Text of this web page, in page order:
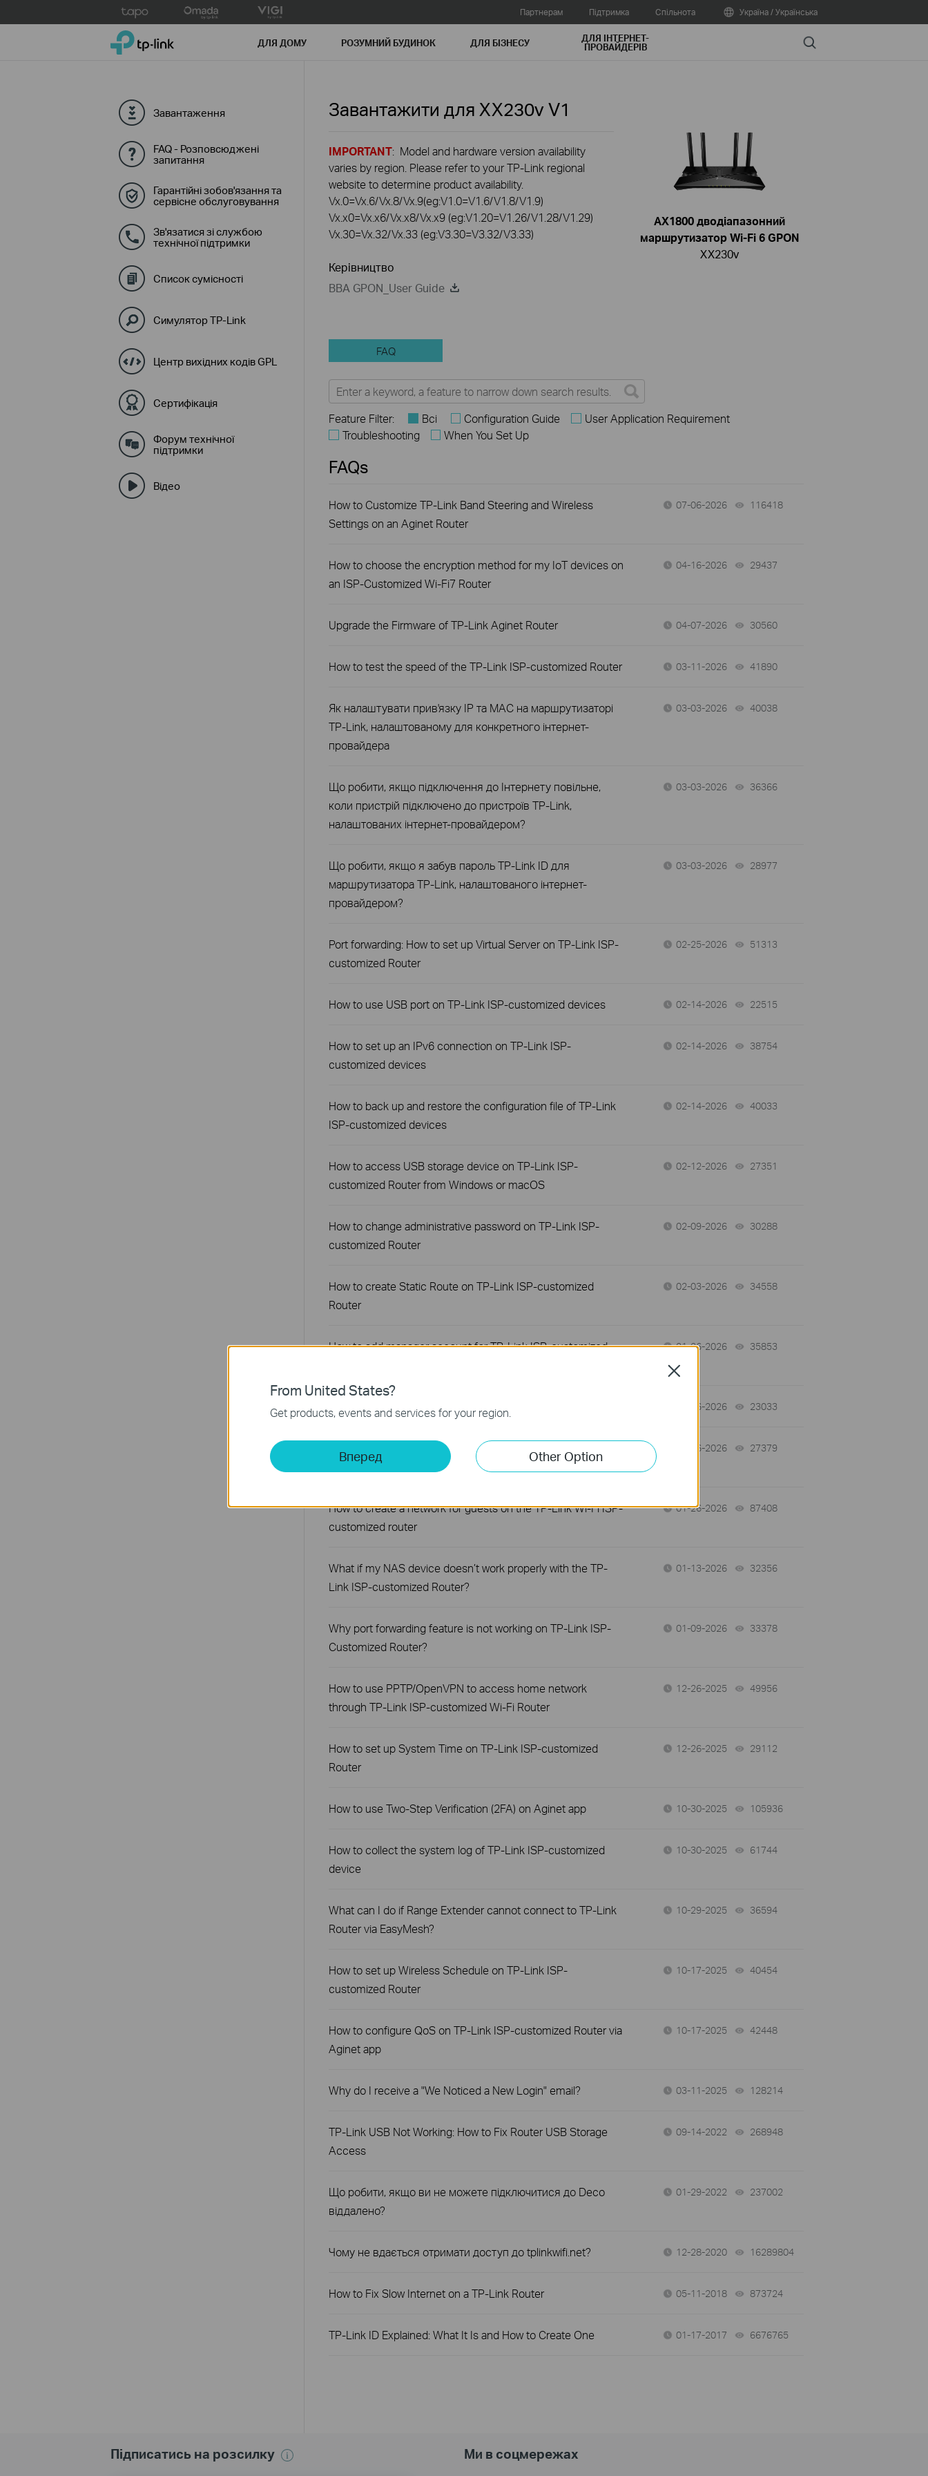
to
Партнерам Підтримка Спільнота Україна / Українська
TP-Link, Reliably Smart ДЛЯ ДОМУ РОЗУМНИЙ БУДИНОК ДЛЯ БIЗНЕСУ ДЛЯ ІНТЕРНЕТ-
ПРОВАЙДЕРІВ Search
Завантаження
FAQ - Розповсюджені
запитання
Гарантійні зобов'язання та
сервісне обслуговування
Зв'язатися зі службою
технічної підтримки
Список сумісності
Симулятор TP-Link
Центр вихідних кодів GPL
Сертифікація
Форум технічної
підтримки
Відео
Завантажити для XX230vV1
IMPORTANT: Model and hardware version availability
varies by region. Please refer to your TP-Link regional
website to determine product availability.
Vx.0=Vx.6/Vx.8/Vx.9(eg:V1.0=V1.6/V1.8/V1.9)
Vx.x0=Vx.x6/Vx.x8/Vx.x9 (eg:V1.20=V1.26/V1.28/V1.29)
Vx.30=Vx.32/Vx.33 (eg:V3.30=V3.32/V3.33)
Керівництво
BBA GPON_User Guide
AX1800 дводіапазонний
маршрутизатор Wi-Fi 6 GPON
XX230v
FAQ
Feature Filter: Всі Configuration Guide
User Application Requirement
Troubleshooting
When You Set Up
FAQs
How to Customize TP-Link Band Steering and Wireless
Settings on an Aginet Router
07-06-2026 116418
How to choose the encryption method for my IoT devices on
an ISP-Customized Wi-Fi7 Router
04-16-2026 29437
Upgrade the Firmware of TP-Link Aginet Router 04-07-2026 30560
How to test the speed of the TP-Link ISP-customized Router 03-11-2026 41890
Як налаштувати прив'язку IP та MAC на маршрутизаторі
TP-Link, налаштованому для конкретного інтернет-
провайдера
03-03-2026 40038
Що робити, якщо підключення до Інтернету повільне,
коли пристрій підключено до пристроїв TP-Link,
налаштованих інтернет-провайдером?
03-03-2026 36366
Що робити, якщо я забув пароль TP-Link ID для
маршрутизатора TP-Link, налаштованого інтернет-
провайдером?
03-03-2026 28977
Port forwarding: How to set up Virtual Server on TP-Link ISP-
customized Router
02-25-2026 51313
How to use USB port on TP-Link ISP-customized devices 02-14-2026 22515
How to set up an IPv6 connection on TP-Link ISP-
customized devices
02-14-2026 38754
How to back up and restore the configuration file of TP-Link
ISP-customized devices
02-14-2026 40033
How to access USB storage device on TP-Link ISP-
customized Router from Windows or macOS
02-12-2026 27351
How to change administrative password on TP-Link ISP-
customized Router
02-09-2026 30288
How to create Static Route on TP-Link ISP-customized
Router
02-03-2026 34558
How to add manager account for TP-Link ISP-customized
01-26-2026 35853
How to change notification settings in Aginet app 01-26-2026 23033
How to set up LED control for TP-Link ISP-customized
Router
01-26-2026 27379
How to create a network for guests on the TP-Link Wi-Fi ISP-
customized router
01-26-2026 87408
What if my NAS device doesn’t work properly with the TP-
Link ISP-customized Router?
01-13-2026 32356
Why port forwarding feature is not working on TP-Link ISP-
Customized Router?
01-09-2026 33378
How to use PPTP/OpenVPN to access home network
through TP-Link ISP-customized Wi-Fi Router
12-26-2025 49956
How to set up System Time on TP-Link ISP-customized
Router
12-26-2025 29112
How to use Two-Step Verification (2FA) on Aginet app 10-30-2025 105936
How to collect the system log of TP-Link ISP-customized
device
10-30-2025 61744
What can I do if Range Extender cannot connect to TP-Link
Router via EasyMesh?
10-29-2025 36594
How to set up Wireless Schedule on TP-Link ISP-
customized Router
10-17-2025 40454
How to configure QoS on TP-Link ISP-customized Router via
Aginet app
10-17-2025 42448
Why do I receive a "We Noticed a New Login" email? 03-11-2025 128214
TP-Link USB Not Working: How to Fix Router USB Storage
Access
09-14-2022 268948
Що робити, якщо ви не можете підключитися до Deco
віддалено?
01-29-2022 237002
Чому не вдається отримати доступ до tplinkwifi.net? 12-28-2020 16289804
How to Fix Slow Internet on a TP-Link Router 05-11-2018 873724
TP-Link ID Explained: What It Is and How to Create One 01-17-2017 6676765
Підписатись на розсилку Ми в соцмережах
From United States?
Get products, events and services for your region.
Вперед Other Option
Close